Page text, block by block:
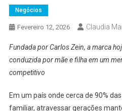
Negócios
Fevereiro 12, 2026 Claudia
Fundada por Carlos Zein, a marca
conduzida por mãe e filha em um
competitivo
Em um país onde cerca de 90%
familiar, atravessar gerações